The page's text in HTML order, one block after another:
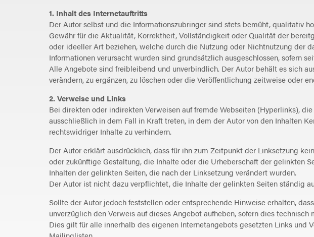
1. Inhalt des Internetauftritts
Der Autor selbst und die Informationszubringer sind stets bemüht, qualitativ
Gewähr für die Aktualität, Korrektheit, Vollständigkeit oder Qualität der
oder ideeller Art beziehen, welche durch die Nutzung oder Nichtnutzung der
Informationen verursacht wurden sind grundsätzlich ausgeschlossen, sofern
Alle Angebote sind freibleibend und unverbindlich. Der Autor behält es sich
verändern, zu ergänzen, zu löschen oder die Veröffentlichung zeitweise oder
2. Verweise und Links
Bei direkten oder indirekten Verweisen auf fremde Webseiten (Hyperlinks),
ausschließlich in dem Fall in Kraft treten, in dem der Autor von den Inhalten
rechtswidriger Inhalte zu verhindern.
Der Autor erklärt ausdrücklich, dass für ihn zum Zeitpunkt der Linksetzung
oder zukünftige Gestaltung, die Inhalte oder die Urheberschaft der gelinkten
Inhalten der gelinkten Seiten, die nach der Linksetzung verändert wurden.
Der Autor ist nicht dazu verpflichtet, die Inhalte der gelinkten Seiten ständig
Sollte der Autor jedoch feststellen oder entsprechende Hinweise erhalten,
unverzüglich den Verweis auf dieses Angebot aufheben, sofern dies
Dies gilt für alle innerhalb des eigenen Internetangebots gesetzten Links und